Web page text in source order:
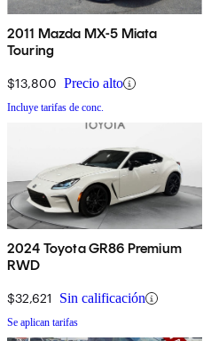
2011 Mazda MX-5 Miata
Touring
$13,800 Precio alto
Incluye tarifas de conc.
2024 Toyota GR86 Premium
RWD
$32,621 Sin calificación
Se aplican tarifas